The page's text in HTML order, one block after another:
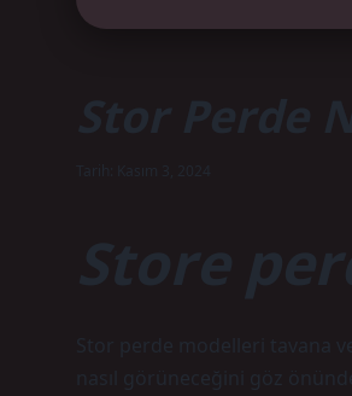
Stor Perde
Tarih: Kasım 3, 2024
Store
Stor perde modelleri tavana
nasıl görüneceğini göz